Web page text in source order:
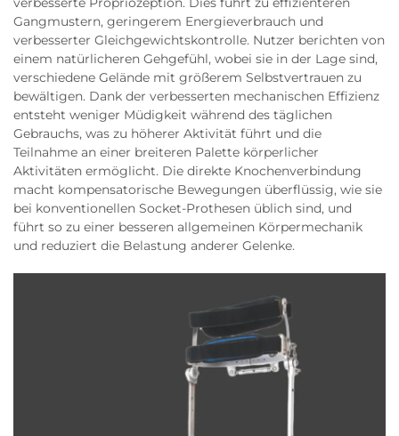
Gangmustern, geringerem Energieverbrauch und
verbesserter Gleichgewichtskontrolle. Nutzer berichten von
einem natürlicheren Gehgefühl, wobei sie in der Lage sind,
verschiedene Gelände mit größerem Selbstvertrauen zu
bewältigen. Dank der verbesserten mechanischen Effizienz
entsteht weniger Müdigkeit während des täglichen
Gebrauchs, was zu höherer Aktivität führt und die
Teilnahme an einer breiteren Palette körperlicher
Aktivitäten ermöglicht. Die direkte Knochenverbindung
macht kompensatorische Bewegungen überflüssig, wie sie
bei konventionellen Socket-Prothesen üblich sind, und
führt so zu einer besseren allgemeinen Körpermechanik
und reduziert die Belastung anderer Gelenke.